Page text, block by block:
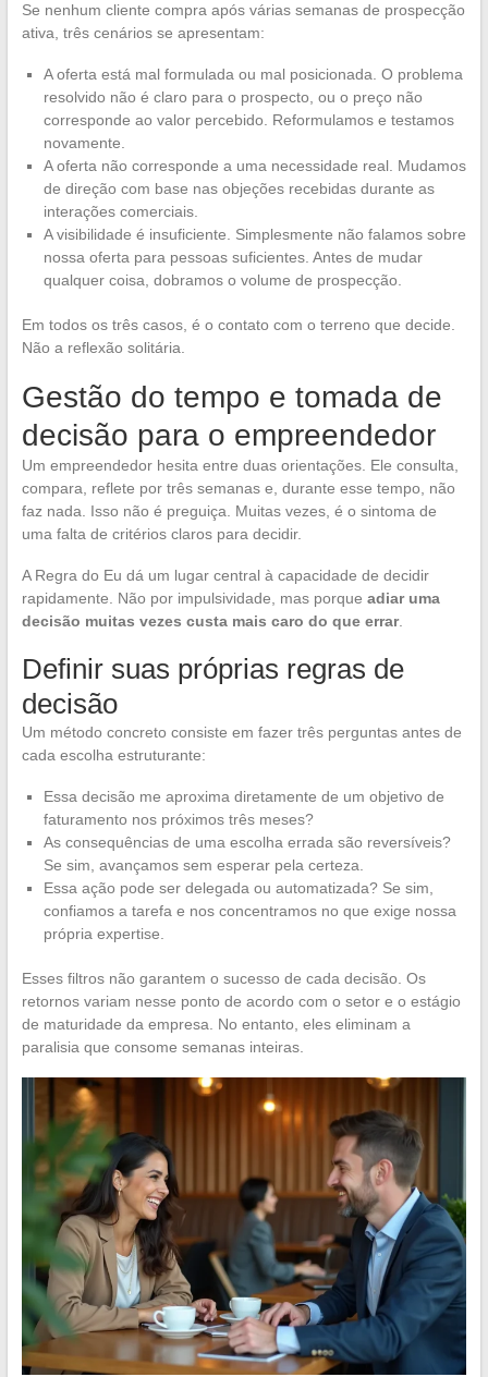
Se nenhum cliente compra após várias semanas de prospecção
ativa, três cenários se apresentam:
A oferta está mal formulada ou mal posicionada. O problema
resolvido não é claro para o prospecto, ou o preço não
corresponde ao valor percebido. Reformulamos e testamos
novamente.
A oferta não corresponde a uma necessidade real. Mudamos
de direção com base nas objeções recebidas durante as
interações comerciais.
A visibilidade é insuficiente. Simplesmente não falamos sobre
nossa oferta para pessoas suficientes. Antes de mudar
qualquer coisa, dobramos o volume de prospecção.
Em todos os três casos, é o contato com o terreno que decide.
Não a reflexão solitária.
Gestão do tempo e tomada de
decisão para o empreendedor
Um empreendedor hesita entre duas orientações. Ele consulta,
compara, reflete por três semanas e, durante esse tempo, não
faz nada. Isso não é preguiça. Muitas vezes, é o sintoma de
uma falta de critérios claros para decidir.
A Regra do Eu dá um lugar central à capacidade de decidir
rapidamente. Não por impulsividade, mas porque adiar uma
decisão muitas vezes custa mais caro do que errar.
Definir suas próprias regras de
decisão
Um método concreto consiste em fazer três perguntas antes de
cada escolha estruturante:
Essa decisão me aproxima diretamente de um objetivo de
faturamento nos próximos três meses?
As consequências de uma escolha errada são reversíveis?
Se sim, avançamos sem esperar pela certeza.
Essa ação pode ser delegada ou automatizada? Se sim,
confiamos a tarefa e nos concentramos no que exige nossa
própria expertise.
Esses filtros não garantem o sucesso de cada decisão. Os
retornos variam nesse ponto de acordo com o setor e o estágio
de maturidade da empresa. No entanto, eles eliminam a
paralisia que consome semanas inteiras.